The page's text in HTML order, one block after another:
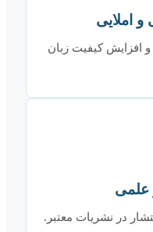
املایی
افزایش کیفیت زبان
علمی
در نشریات معتبر.